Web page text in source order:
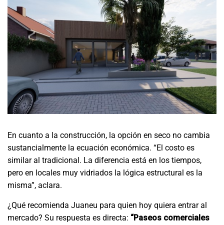
En cuanto a la construcción, la opción en seco no cambia
sustancialmente la ecuación económica. “El costo es
similar al tradicional. La diferencia está en los tiempos,
pero en locales muy vidriados la lógica estructural es la
misma”, aclara.
¿Qué recomienda Juaneu para quien hoy quiera entrar al
mercado? Su respuesta es directa: “Paseos comerciales